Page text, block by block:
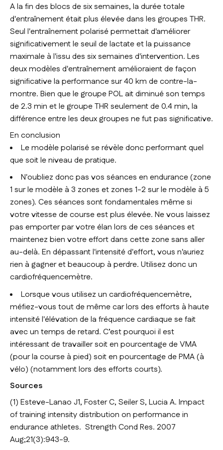
A la fin des blocs de six semaines, la durée totale
d'entraînement était plus élevée dans les groupes THR.
Seul l'entraînement polarisé permettait d'améliorer
significativement le seuil de lactate et la puissance
maximale à l'issu des six semaines d'intervention. Les
deux modèles d'entraînement amélioraient de façon
significative la performance sur 40 km de contre-la-
montre. Bien que le groupe POL ait diminué son temps
de 2.3 min et le groupe THR seulement de 0.4 min, la
différence entre les deux groupes ne fut pas significative.
En conclusion
Le modèle polarisé se révèle donc performant quel
que soit le niveau de pratique.
N'oubliez donc pas vos séances en endurance (zone
1 sur le modèle à 3 zones et zones 1-2 sur le modèle à 5
zones). Ces séances sont fondamentales même si
votre vitesse de course est plus élevée. Ne vous laissez
pas emporter par votre élan lors de ces séances et
maintenez bien votre effort dans cette zone sans aller
au-delà. En dépassant l'intensité d'effort, vous n'auriez
rien à gagner et beaucoup à perdre. Utilisez donc un
cardiofréquencemètre.
Lorsque vous utilisez un cardiofréquencemètre,
méfiez-vous tout de même car lors des efforts à haute
intensité l'élévation de la fréquence cardiaque se fait
avec un temps de retard. C’est pourquoi il est
intéressant de travailler soit en pourcentage de VMA
(pour la course à pied) soit en pourcentage de PMA (à
vélo) (notamment lors des efforts courts).
Sources
(1) Esteve-Lanao J1, Foster C, Seiler S, Lucia A. Impact
of training intensity distribution on performance in
endurance athletes. Strength Cond Res. 2007
Aug;21(3):943-9.